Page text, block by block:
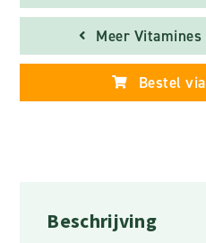
Meer
Bestel
Beschrijving